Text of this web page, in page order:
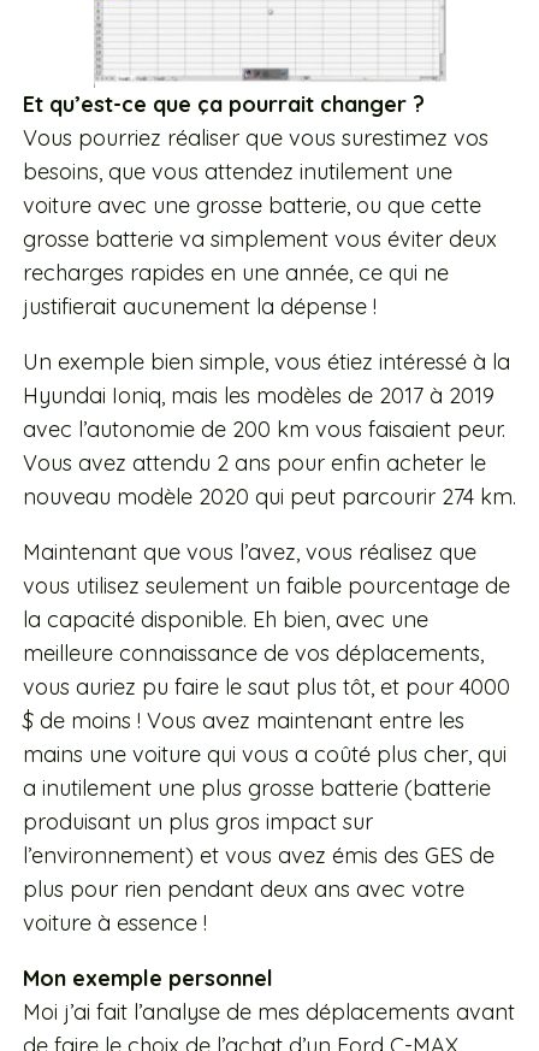
Et qu’est-ce que ça pourrait changer ?
Vous pourriez réaliser que vous surestimez vos
besoins, que vous attendez inutilement une
voiture avec une grosse batterie, ou que cette
grosse batterie va simplement vous éviter deux
recharges rapides en une année, ce qui ne
justifierait aucunement la dépense !
Un exemple bien simple, vous étiez intéressé à la
Hyundai Ioniq, mais les modèles de 2017 à 2019
avec l’autonomie de 200 km vous faisaient peur.
Vous avez attendu 2 ans pour enfin acheter le
nouveau modèle 2020 qui peut parcourir 274 km.
Maintenant que vous l’avez, vous réalisez que
vous utilisez seulement un faible pourcentage de
la capacité disponible. Eh bien, avec une
meilleure connaissance de vos déplacements,
vous auriez pu faire le saut plus tôt, et pour 4000
$ de moins ! Vous avez maintenant entre les
mains une voiture qui vous a coûté plus cher, qui
a inutilement une plus grosse batterie (batterie
produisant un plus gros impact sur
l’environnement) et vous avez émis des GES de
plus pour rien pendant deux ans avec votre
voiture à essence !
Mon exemple personnel
Moi j’ai fait l’analyse de mes déplacements avant